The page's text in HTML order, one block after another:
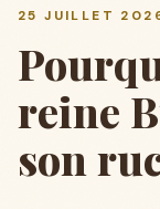
25 JUILLET
reine
son